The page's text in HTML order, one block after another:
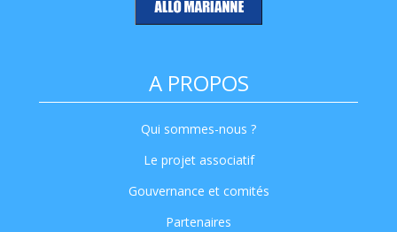
A PROPOS
Qui sommes-nous ?
Le projet associatif
Gouvernance et comités
Partenaires